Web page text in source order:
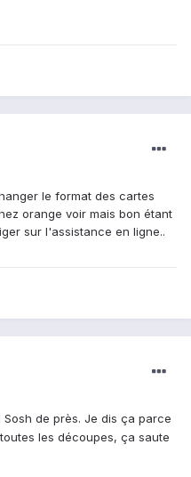
le format des cartes
orange voir mais bon étant
sur l'assistance en ligne..
de près. Je dis ça parce
les découpes, ça saute